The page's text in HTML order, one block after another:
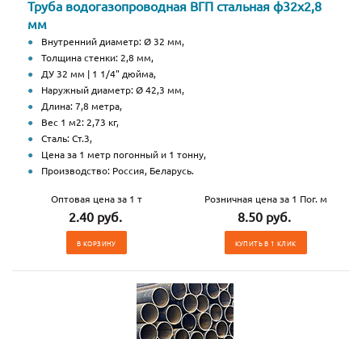
Труба водогазопроводная ВГП стальная ф32х2,8
мм
Внутренний диаметр: Ø 32 мм,
Толщина стенки: 2,8 мм,
ДУ 32 мм | 1 1/4" дюйма,
Наружный диаметр: Ø 42,3 мм,
Длина: 7,8 метра,
Вес 1 м2: 2,73 кг,
Сталь: Ст.3,
Цена за 1 метр погонный и 1 тонну,
Производство: Россия, Беларусь.
Оптовая цена за 1 т
2.40 руб.
В КОРЗИНУ
Розничная цена за 1 Пог. м
8.50 руб.
КУПИТЬ В 1 КЛИК